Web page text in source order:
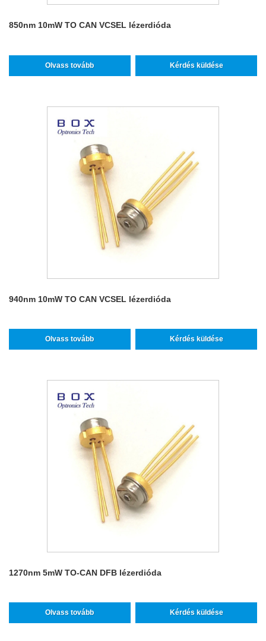
850nm 10mW TO CAN VCSEL lézerdióda
Olvass tovább Kérdés küldése
940nm 10mW TO CAN VCSEL lézerdióda
Olvass tovább Kérdés küldése
1270nm 5mW TO-CAN DFB lézerdióda
Olvass tovább Kérdés küldése